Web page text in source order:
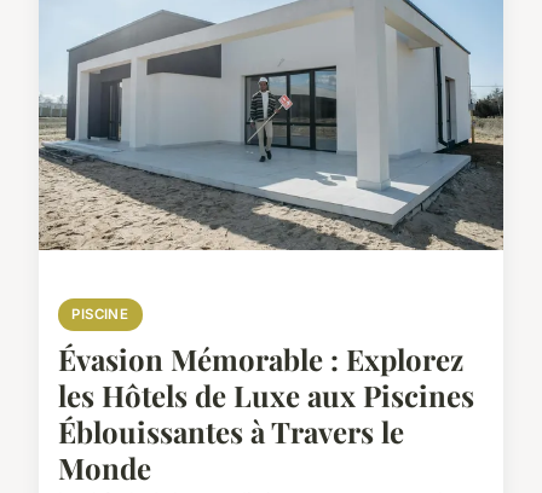
PISCINE
Évasion Mémorable : Explorez
les Hôtels de Luxe aux Piscines
Éblouissantes à Travers le
Monde